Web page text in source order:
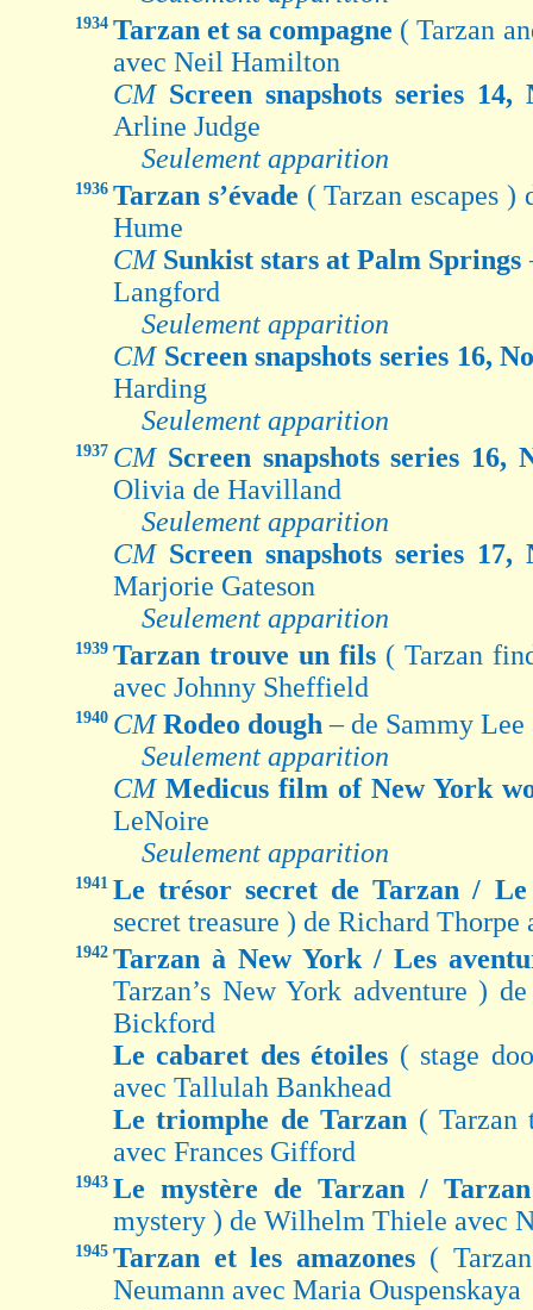
1934 Tarzan et sa compagne ( Tarzan
avec Neil Hamilton
CM Screen snapshots series
Arline Judge
Seulement apparition
1936 Tarzan s’évade ( Tarzan escapes
Hume
CM Sunkist stars at Palm Springs
Langford
Seulement apparition
CM Screen snapshots series 16,
Harding
Seulement apparition
1937 CM Screen snapshots series 16,
Olivia de Havilland
Seulement apparition
CM Screen snapshots series
Marjorie Gateson
Seulement apparition
1939 Tarzan trouve un fils ( Tarzan
avec Johnny Sheffield
1940 CM Rodeo dough– de Sammy
Seulement apparition
CM Medicus film of New York
LeNoire
Seulement apparition
1941 Le trésor secret de Tarzan /
secret treasure ) de Richard
1942 Tarzan à New York / Les
Tarzan’s New York adventure )
Bickford
Le cabaret des étoiles ( stage
avec Tallulah Bankhead
Le triomphe de Tarzan ( Tarzan
avec Frances Gifford
1943 Le mystère de Tarzan /
mystery ) de Wilhelm Thiele avec
1945 Tarzan et les amazones (
Neumann avec Maria Ouspenskaya